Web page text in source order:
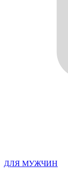
ДЛЯ МУЖЧИН